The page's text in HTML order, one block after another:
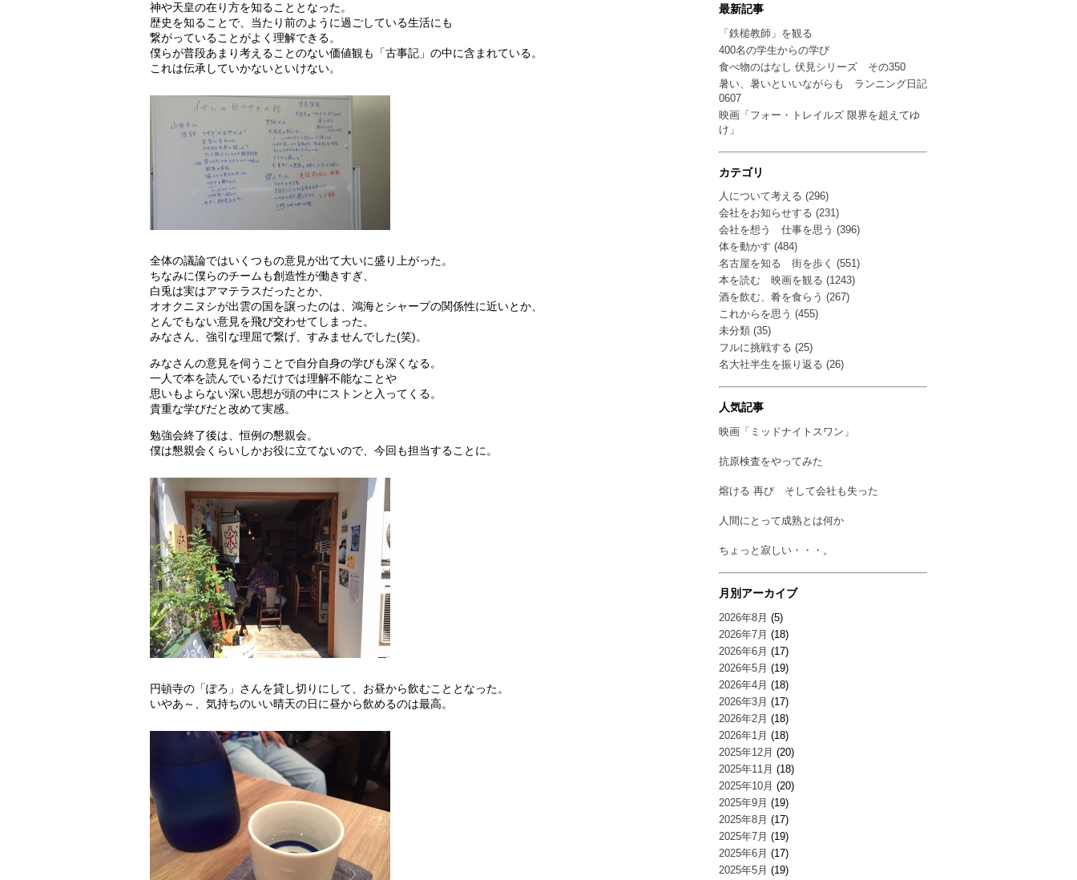
最新記事
「鉄槌教師」を観る
400名の学生からの学び
食べ物のはなし 伏見シリーズ その350
暑い、暑いといいながらも ランニング日記
0607
映画「フォー・トレイルズ 限界を超えてゆ
け」
カテゴリ
人について考える (296)
会社をお知らせする (231)
会社を想う 仕事を思う (396)
体を動かす (484)
名古屋を知る 街を歩く (551)
本を読む 映画を観る (1243)
酒を飲む、肴を食らう (267)
これからを思う (455)
未分類 (35)
フルに挑戦する (25)
名大社半生を振り返る (26)
人気記事
映画「ミッドナイトスワン」
抗原検査をやってみた
熔ける 再び そして会社も失った
人間にとって成熟とは何か
ちょっと寂しい・・・。
月別アーカイブ
2026年8月 (5)
2026年7月 (18)
2026年6月 (17)
2026年5月 (19)
2026年4月 (18)
2026年3月 (17)
2026年2月 (18)
2026年1月 (18)
2025年12月 (20)
2025年11月 (18)
2025年10月 (20)
2025年9月 (19)
2025年8月 (17)
2025年7月 (19)
2025年6月 (17)
2025年5月 (19)
神や天皇の在り方を知ることとなった。
歴史を知ることで、当たり前のように過ごしている生活にも
繋がっていることがよく理解できる。
僕らが普段あまり考えることのない価値観も「古事記」の中に含まれている。
これは伝承していかないといけない。
全体の議論ではいくつもの意見が出て大いに盛り上がった。
ちなみに僕らのチームも創造性が働きすぎ、
白兎は実はアマテラスだったとか、
オオクニヌシが出雲の国を譲ったのは、鴻海とシャープの関係性に近いとか、
とんでもない意見を飛び交わせてしまった。
みなさん、強引な理屈で繋げ、すみませんでした(笑)。
みなさんの意見を伺うことで自分自身の学びも深くなる。
一人で本を読んでいるだけでは理解不能なことや
思いもよらない深い思想が頭の中にストンと入ってくる。
貴重な学びだと改めて実感。
勉強会終了後は、恒例の懇親会。
僕は懇親会くらいしかお役に立てないので、今回も担当することに。
円頓寺の「ぽろ」さんを貸し切りにして、お昼から飲むこととなった。
いやあ～、気持ちのいい晴天の日に昼から飲めるのは最高。